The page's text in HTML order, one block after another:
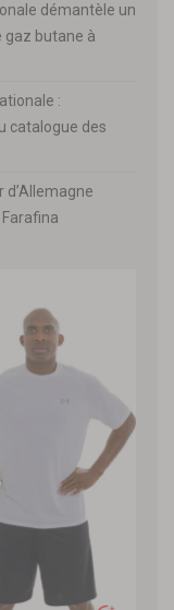
démantèle un
gaz butane à
:
catalogue des
d’Allemagne